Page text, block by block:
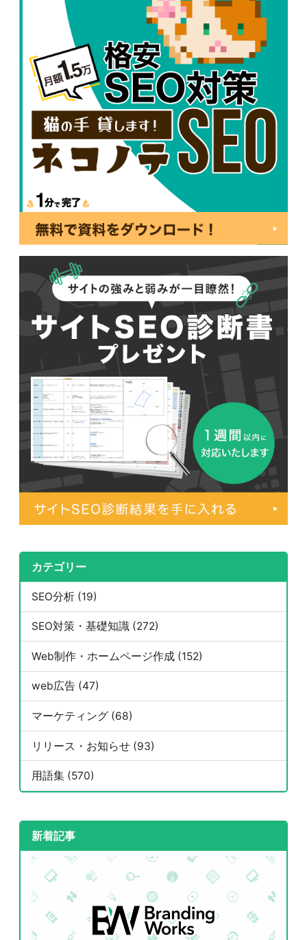
カテゴリー
SEO分析 (19)
SEO対策・基礎知識 (272)
Web制作・ホームページ作成 (152)
web広告 (47)
マーケティング (68)
リリース・お知らせ (93)
用語集 (570)
新着記事